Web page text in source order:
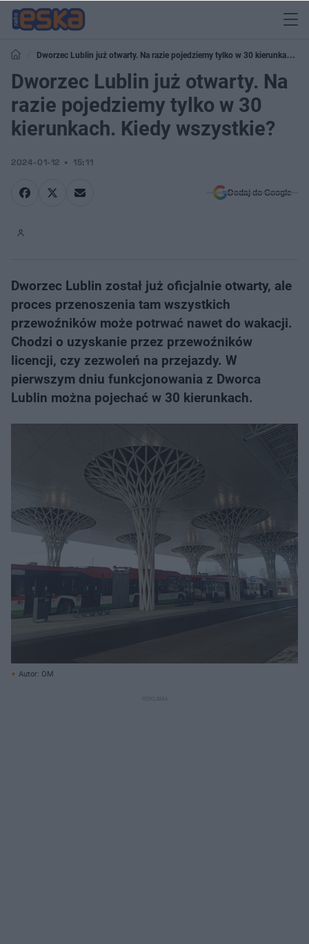
Dworzec Lublin już otwarty. Na razie pojedziemy tylko w 30 kierunkach.
Kiedy wszystkie?
Dworzec Lublin już otwarty. Na
razie pojedziemy tylko w 30
kierunkach. Kiedy wszystkie?
2024-01-12 15:11
Dodaj do Google
Dworzec Lublin został już oficjalnie otwarty, ale
proces przenoszenia tam wszystkich
przewoźników może potrwać nawet do wakacji.
Chodzi o uzyskanie przez przewoźników
licencji, czy zezwoleń na przejazdy. W
pierwszym dniu funkcjonowania z Dworca
Lublin można pojechać w 30 kierunkach.
Autor: OM